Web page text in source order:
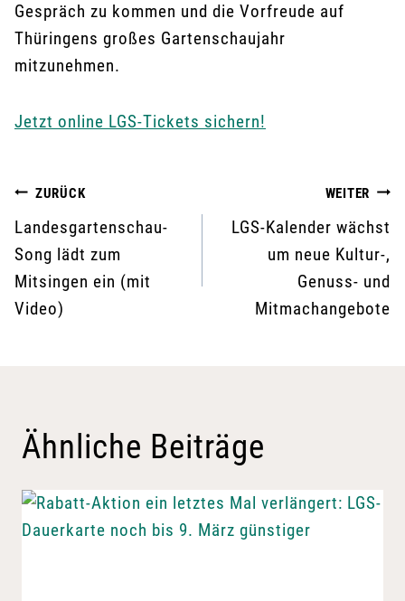
Gespräch zu kommen und die Vorfreude auf
Thüringens großes Gartenschaujahr
mitzunehmen.
Jetzt online LGS-Tickets sichern!
Beitragsnavigation
ZURÜCK
Landesgartenschau-
Song lädt zum
Mitsingen ein (mit
Video)
WEITER
LGS-Kalender wächst
um neue Kultur-,
Genuss- und
Mitmachangebote
Ähnliche Beiträge